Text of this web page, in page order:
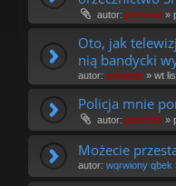
autor: piotrniz »
Oto, jak
nią bandycki
autor: piotrniz » wt
Policja mnie
autor: piotrniz »
Możecie
autor: wqrwiony qbek